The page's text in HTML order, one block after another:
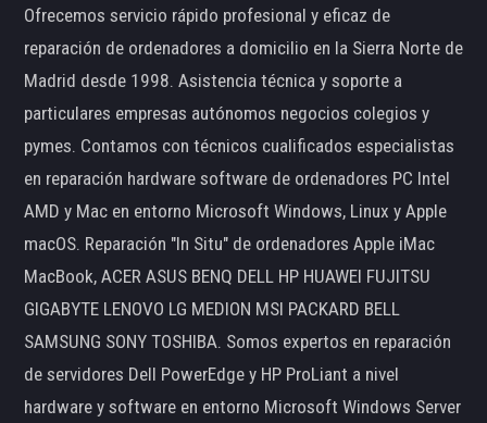
Ofrecemos servicio rápido profesional y eficaz de
reparación de ordenadores a domicilio en la Sierra Norte de
Madrid desde 1998. Asistencia técnica y soporte a
particulares empresas autónomos negocios colegios y
pymes. Contamos con técnicos cualificados especialistas
en reparación hardware software de ordenadores PC Intel
AMD y Mac en entorno Microsoft Windows, Linux y Apple
macOS. Reparación "In Situ" de ordenadores Apple iMac
MacBook, ACER ASUS BENQ DELL HP HUAWEI FUJITSU
GIGABYTE LENOVO LG MEDION MSI PACKARD BELL
SAMSUNG SONY TOSHIBA. Somos expertos en reparación
de servidores Dell PowerEdge y HP ProLiant a nivel
hardware y software en entorno Microsoft Windows Server